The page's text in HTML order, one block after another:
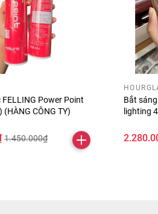
FELLING Power Point
CÔNG TY)
1.450.000₫
Bắt
lighting